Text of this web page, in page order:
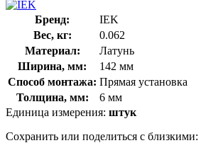
Бренд:
IEK
Вес, кг:
0.062
Материал:
Латунь
Ширина, мм:
142 мм
Способ монтажа: Прямая установка
Толщина, мм:
6 мм
Единица измерения: штук
Сохранить или поделиться с близкими: